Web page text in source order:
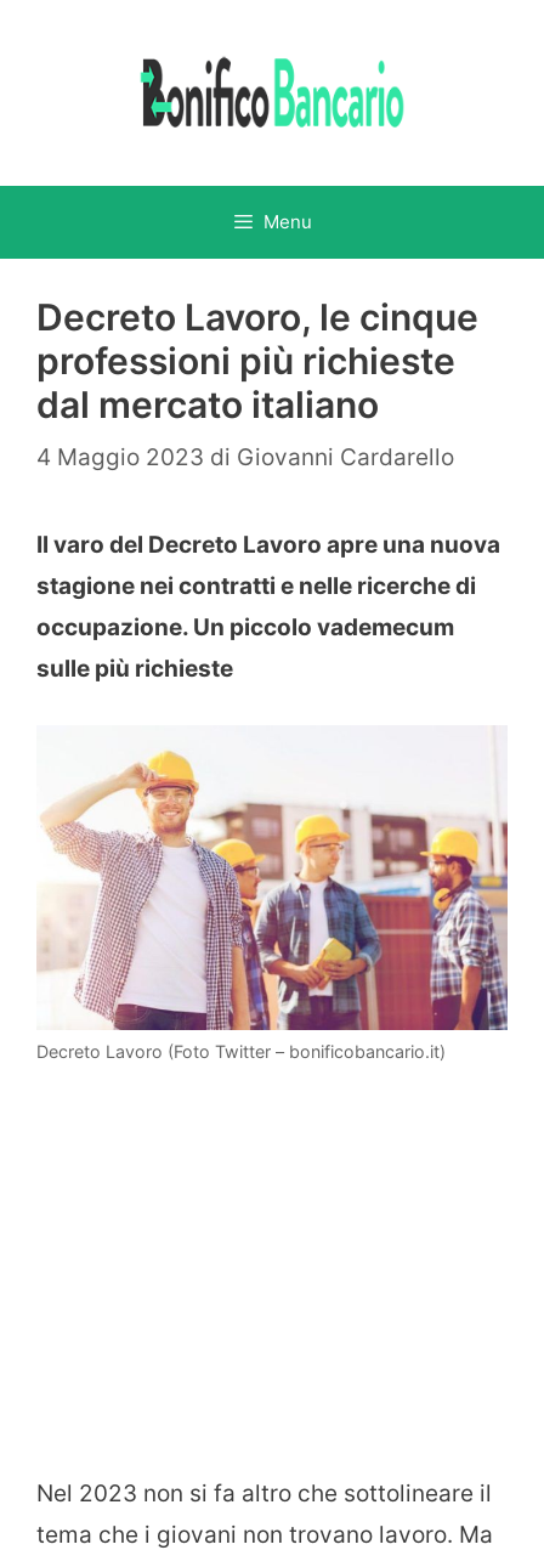
Menu
Decreto Lavoro, le cinque
professioni più richieste
dal mercato italiano
4 Maggio 2023 di Giovanni Cardarello
Il varo del Decreto Lavoro apre una nuova
stagione nei contratti e nelle ricerche di
occupazione. Un piccolo vademecum
sulle più richieste
Decreto Lavoro (Foto Twitter – bonificobancario.it)
Nel 2023 non si fa altro che sottolineare il
tema che i giovani non trovano lavoro. Ma